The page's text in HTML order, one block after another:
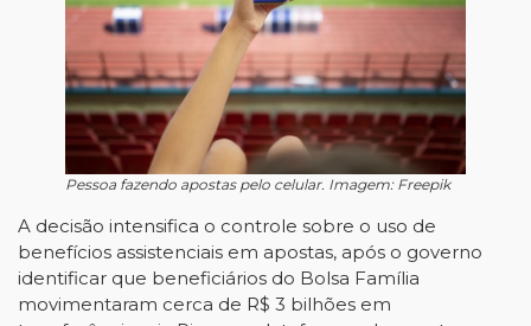
Pessoa fazendo apostas pelo celular. Imagem: Freepik
A decisão intensifica o controle sobre o uso de
benefícios assistenciais em apostas, após o governo
identificar que beneficiários do Bolsa Família
movimentaram cerca de R$ 3 bilhões em